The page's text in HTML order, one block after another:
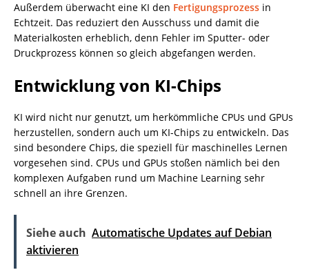
Außerdem überwacht eine KI den Fertigungsprozess in
Echtzeit. Das reduziert den Ausschuss und damit die
Materialkosten erheblich, denn Fehler im Sputter- oder
Druckprozess können so gleich abgefangen werden.
Entwicklung von KI-Chips
KI wird nicht nur genutzt, um herkömmliche CPUs und GPUs
herzustellen, sondern auch um KI-Chips zu entwickeln. Das
sind besondere Chips, die speziell für maschinelles Lernen
vorgesehen sind. CPUs und GPUs stoßen nämlich bei den
komplexen Aufgaben rund um Machine Learning sehr
schnell an ihre Grenzen.
Siehe auch Automatische Updates auf Debian
aktivieren